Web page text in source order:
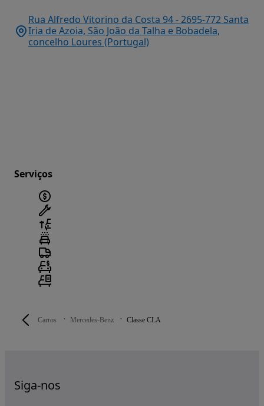
Carros Mercedes-Benz Classe CLA
Rua Alfredo Vitorino da Costa 94 - 2695-772 Santa
Iria de Azoia, São João da Talha e Bobadela,
concelho Loures (Portugal)
Serviços
Siga-nos